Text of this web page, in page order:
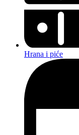
Hrana i piće